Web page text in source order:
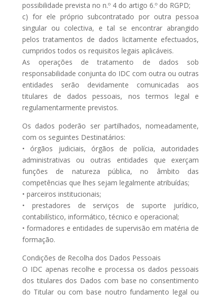
possibilidade prevista no n.º 4 do artigo 6.º do RGPD;
c) for ele próprio subcontratado por outra pessoa
singular ou colectiva, e tal se encontrar abrangido
pelos tratamentos de dados licitamente efectuados,
cumpridos todos os requisitos legais aplicáveis.
As operações de tratamento de dados sob
responsabilidade conjunta do IDC com outra ou outras
entidades serão devidamente comunicadas aos
titulares de dados pessoais, nos termos legal e
regulamentarmente previstos.
Os dados poderão ser partilhados, nomeadamente,
com os seguintes Destinatários:
• órgãos judiciais, órgãos de polícia, autoridades
administrativas ou outras entidades que exerçam
funções de natureza pública, no âmbito das
competências que lhes sejam legalmente atribuídas;
• parceiros institucionais;
• prestadores de serviços de suporte jurídico,
contabilístico, informático, técnico e operacional;
• formadores e entidades de supervisão em matéria de
formação.
Condições de Recolha dos Dados Pessoais
O IDC apenas recolhe e processa os dados pessoais
dos titulares dos Dados com base no consentimento
do Titular ou com base noutro fundamento legal ou